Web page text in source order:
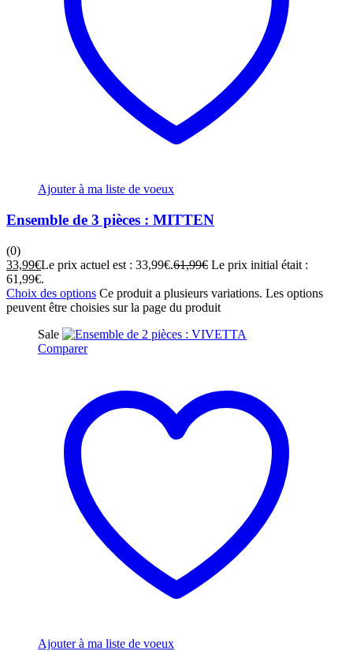
Ajouter à ma liste de voeux
Ensemble de 3 pièces : MITTEN
(0)
33,99€Le prix actuel est : 33,99€.61,99€ Le prix initial était :
61,99€.
Choix des options Ce produit a plusieurs variations. Les options
peuvent être choisies sur la page du produit
Sale
Comparer
Ajouter à ma liste de voeux